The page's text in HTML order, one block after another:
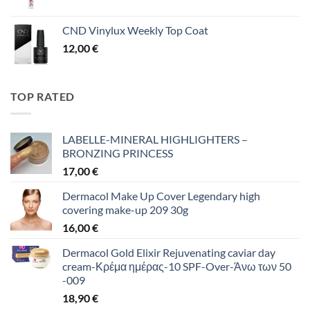
CND Vinylux Weekly Top Coat
12,00€
TOP RATED
LABELLE-MINERAL HIGHLIGHTERS –
BRONZING PRINCESS
17,00€
Dermacol Make Up Cover Legendary high
covering make-up 209 30g
16,00€
Dermacol Gold Elixir Rejuvenating caviar day
cream-Κρέμα ημέρας-10 SPF-Over-Άνω των 50
-009
18,90€